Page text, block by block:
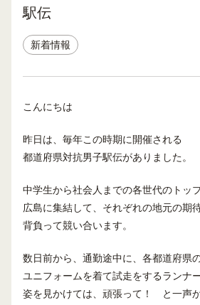
駅伝
新着情報
こんにちは
昨日は、毎年この時期に開催される
都道府県対抗男子駅伝がありました。
中学生から社会人までの各世代のトッ
広島に集結して、それぞれの地元の期
背負って競い合います。
数日前から、通勤途中に、各都道府県
ユニフォームを着て試走をするランナ
姿を見かけては、頑張って！ と一声か